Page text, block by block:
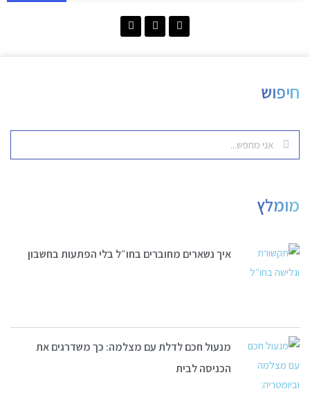
חיפוש
מומלץ
איך נשארים מחוברים בחו״ל בלי הפתעות בחשבון
מנעול חכם לדלת עם מצלמה: כך משדרגים את
הכניסה לבית